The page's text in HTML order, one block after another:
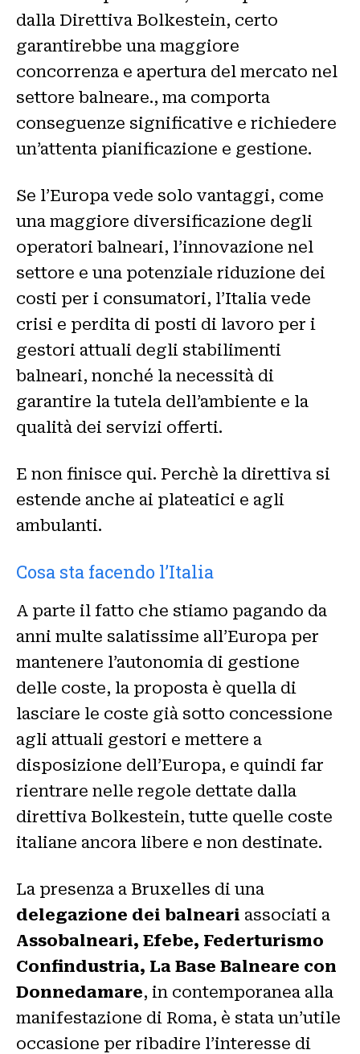
dalla Direttiva Bolkestein, certo
garantirebbe una maggiore
concorrenza e apertura del mercato nel
settore balneare., ma comporta
conseguenze significative e richiedere
un’attenta pianificazione e gestione.
Se l’Europa vede solo vantaggi, come
una maggiore diversificazione degli
operatori balneari, l’innovazione nel
settore e una potenziale riduzione dei
costi per i consumatori, l’Italia vede
crisi e perdita di posti di lavoro per i
gestori attuali degli stabilimenti
balneari, nonché la necessità di
garantire la tutela dell’ambiente e la
qualità dei servizi offerti.
E non finisce qui. Perchè la direttiva si
estende anche ai plateatici e agli
ambulanti.
Cosa sta facendo l’Italia
A parte il fatto che stiamo pagando da
anni multe salatissime all’Europa per
mantenere l’autonomia di gestione
delle coste, la proposta è quella di
lasciare le coste già sotto concessione
agli attuali gestori e mettere a
disposizione dell’Europa, e quindi far
rientrare nelle regole dettate dalla
direttiva Bolkestein, tutte quelle coste
italiane ancora libere e non destinate.
La presenza a Bruxelles di una
delegazione dei balneari associati a
Assobalneari, Efebe, Federturismo
Confindustria, La Base Balneare con
Donnedamare, in contemporanea alla
manifestazione di Roma, è stata un’utile
occasione per ribadire l’interesse di